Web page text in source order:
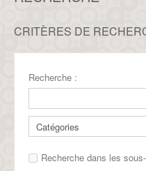
CRITÈRES DE
Recherche :
Recherche dans les